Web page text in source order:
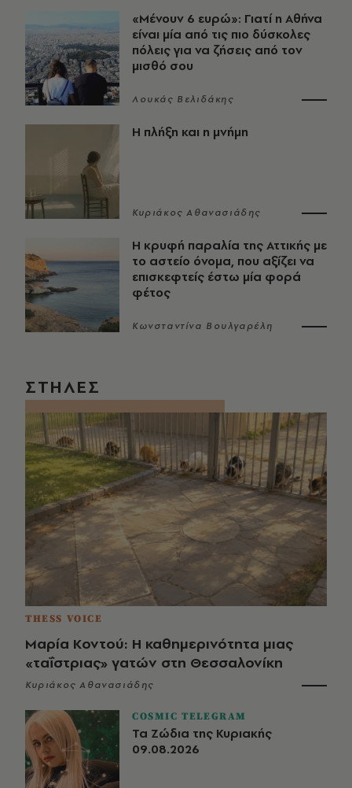
«Μένουν 6 ευρώ»: Γιατί η Αθήνα
είναι μία από τις πιο δύσκολες
πόλεις για να ζήσεις από τον
μισθό σου
Λουκάς Βελιδάκης
Η πλήξη και η μνήμη
Κυριάκος Αθανασιάδης
Η κρυφή παραλία της Αττικής με
το αστείο όνομα, που αξίζει να
επισκεφτείς έστω μία φορά
φέτος
Κωνσταντίνα Βουλγαρέλη
ΣΤΗΛΕΣ
THESS VOICE
Μαρία Κοντού: Η καθημερινότητα μιας
«ταΐστριας» γατών στη Θεσσαλονίκη
Κυριάκος Αθανασιάδης
COSMIC TELEGRAM
Τα Ζώδια της Κυριακής
09.08.2026